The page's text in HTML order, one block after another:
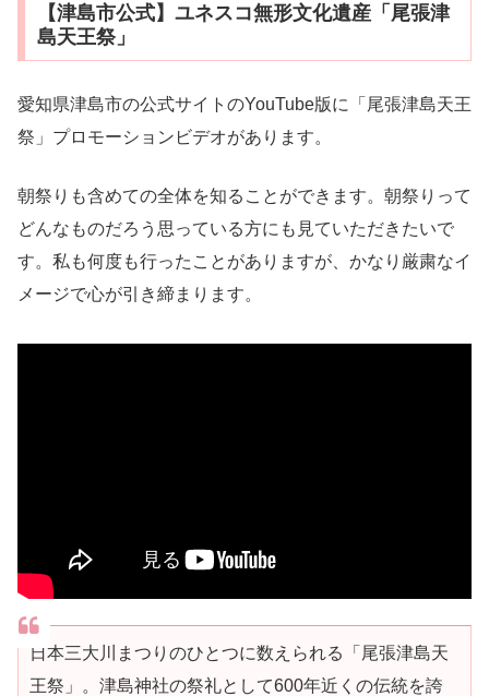
【津島市公式】ユネスコ無形文化遺産「尾張津
島天王祭」
愛知県津島市の公式サイトのYouTube版に「尾張津島天王
祭」プロモーションビデオがあります。
朝祭りも含めての全体を知ることができます。朝祭りって
どんなものだろう思っている方にも見ていただきたいで
す。私も何度も行ったことがありますが、かなり厳粛なイ
メージで心が引き締まります。
日本三大川まつりのひとつに数えられる「尾張津島天
王祭」。津島神社の祭礼として600年近くの伝統を誇